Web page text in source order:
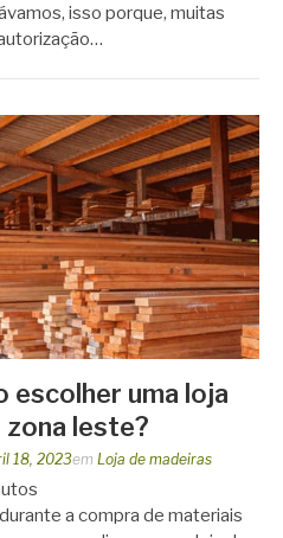
isso porque, muitas
escolher uma loja
zona leste?
18, 2023em Loja de madeiras
a compra de materiais